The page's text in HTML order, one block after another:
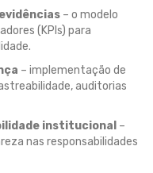
– o modelo
(KPIs) para
– implementação de
auditorias
institucional –
nas responsabilidades